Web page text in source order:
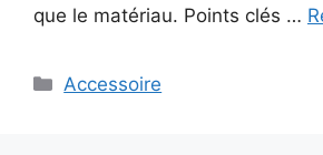
que le matériau. Points clés …
Categories
Accessoire